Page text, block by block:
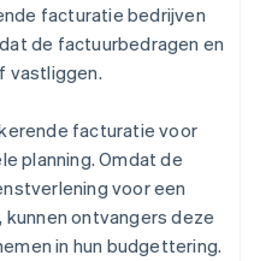
facturatie bedrijven
de factuurbedragen en
vastliggen.
facturatie voor
planning. Omdat de
voor een
ontvangers deze
in hun budgettering.